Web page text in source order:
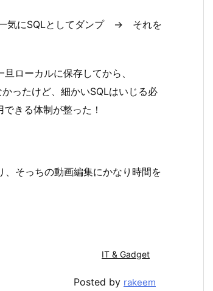
一気にSQLとしてダンプ → それを
ローカルに保存してから、
ったけど、細かいSQLはいじる必
きる体制が整った！
そっちの動画編集にかなり時間を
IT & Gadget
Posted by rakeem